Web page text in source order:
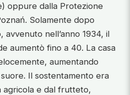
oppure dalla Protezione
Solamente dopo
avvenuto nell’anno 1934, il
aumentò fino a 40. La casa
aumentando
Il sostentamento era
agricola e dal frutteto,